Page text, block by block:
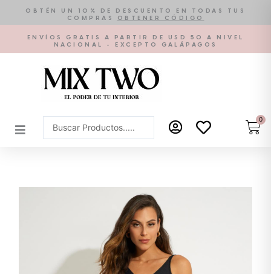
contenido
OBTÉN UN 10% DE DESCUENTO EN TODAS TUS
COMPRAS
OBTENER CÓDIGO
ENVÍOS GRATIS A PARTIR DE USD 50 A NIVEL
NACIONAL - EXCEPTO GALÁPAGOS
Search
...
0